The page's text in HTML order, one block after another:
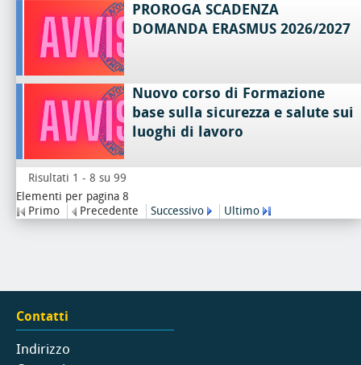
PROROGA SCADENZA
DOMANDA ERASMUS 2026/2027
Nuovo corso di Formazione
base sulla sicurezza e salute sui
luoghi di lavoro
Risultati 1 - 8 su 99
Elementi per pagina 8
Primo
Precedente Successivo Ultimo
Contatti
Indirizzo